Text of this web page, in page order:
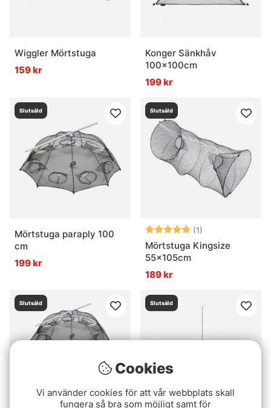
Wiggler Mörtstuga
159 kr
Konger Sänkhåv
100x100cm
199 kr
Slutsåld
Mörtstuga paraply 100
cm
199 kr
Slutsåld
Betyg: (1)
Mörtstuga Kingsize
55x105cm
189 kr
Slutsåld Slutsåld
Cookies
Vi använder cookies för att vår webbplats skall
fungera så bra som möjligt samt för